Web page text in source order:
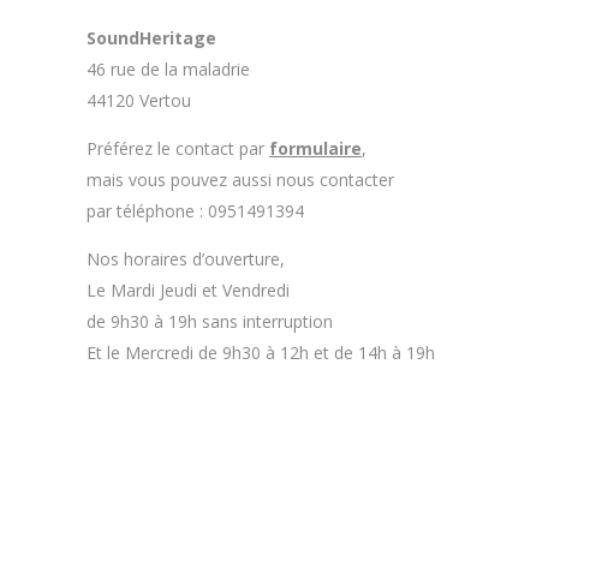
SoundHeritage
46 rue de la maladrie
44120 Vertou
Préférez le contact par formulaire,
mais vous pouvez aussi nous contacter
par téléphone : 0951491394
Nos horaires d’ouverture,
Le Mardi Jeudi et Vendredi
de 9h30 à 19h sans interruption
Et le Mercredi de 9h30 à 12h et de 14h à 19h